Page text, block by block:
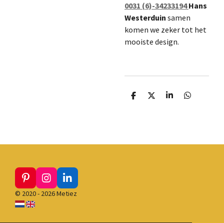
0031 (6)-34233194Hans
Westerduin samen
komen we zeker tot het
mooiste design.
D
D
S
D
P
i
n
t
I
n
L
i
© 2020 - 2026 Metiez